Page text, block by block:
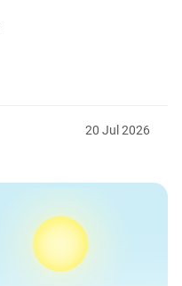
20 Jul 2026